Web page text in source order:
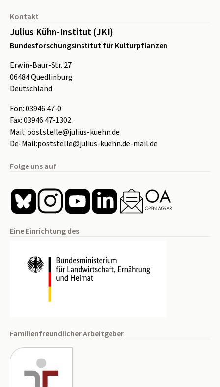
Kontakt
Julius Kühn-Institut (JKI)
Bundesforschungsinstitut für Kulturpflanzen
Erwin-Baur-Str. 27
06484Quedlinburg
Deutschland
Fon:03946 47-0
Fax:03946 47-1302
Mail: poststelle@julius-kuehn.de
De-Mail:poststelle@julius-kuehn.de-mail.de
Folge uns auf
Eine Einrichtung des
Familienfreundlicher Arbeitgeber